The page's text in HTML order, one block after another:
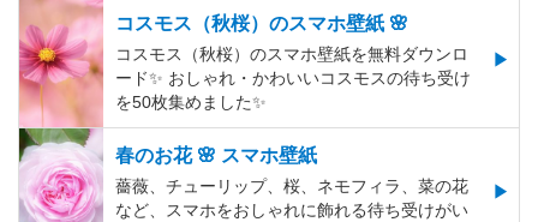
コスモス（秋桜）のスマホ壁紙 🌸
コスモス（秋桜）のスマホ壁紙を無料ダウンロ
ード✨️ おしゃれ・かわいいコスモスの待ち受け
を50枚集めました✨️
春のお花 🌸 スマホ壁紙
薔薇、チューリップ、桜、ネモフィラ、菜の花
など、スマホをおしゃれに飾れる待ち受けがい